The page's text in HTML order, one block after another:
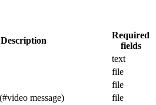
Description
Required
fields
text
file
file
message)
file